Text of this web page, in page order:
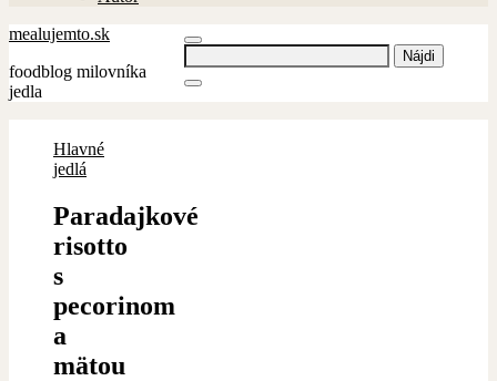
Hľadať:
mealujemto.sk
foodblog milovníka
jedla
Hlavné
jedlá
Paradajkové
risotto
s
pecorinom
a
mätou